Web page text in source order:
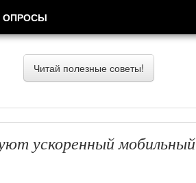
Читай полезные советы!
ускоренный мобильный
ОПРОСЫ